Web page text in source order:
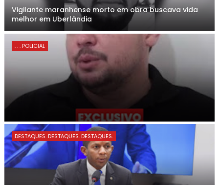
Vigilante maranhense morto em obra buscava vida
melhor em Uberlândia
. . . POLICIAL
DESTAQUES. DESTAQUES. DESTAQUES.